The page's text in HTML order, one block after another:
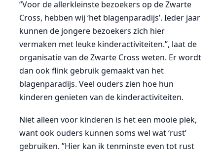
”Voor de allerkleinste bezoekers op de Zwarte
Cross, hebben wij ‘het blagenparadijs’. Ieder jaar
kunnen de jongere bezoekers zich hier
vermaken met leuke kinderactiviteiten.”, laat de
organisatie van de Zwarte Cross weten. Er wordt
dan ook flink gebruik gemaakt van het
blagenparadijs. Veel ouders zien hoe hun
kinderen genieten van de kinderactiviteiten.
Niet alleen voor kinderen is het een mooie plek,
want ook ouders kunnen soms wel wat ‘rust’
gebruiken. ”Hier kan ik tenminste even tot rust